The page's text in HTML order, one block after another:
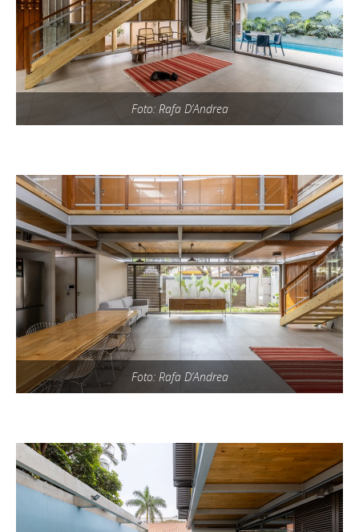
Foto: Rafa D’Andrea
Foto: Rafa D’Andrea